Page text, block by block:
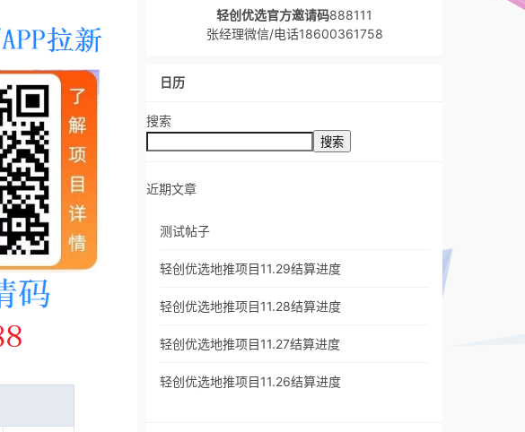
轻创优选官方邀请码888111
张经理微信/电话18600361758
日历
搜索
搜索
近期文章
测试帖子
轻创优选地推项目11.29结算进度
轻创优选地推项目11.28结算进度
轻创优选地推项目11.27结算进度
轻创优选地推项目11.26结算进度